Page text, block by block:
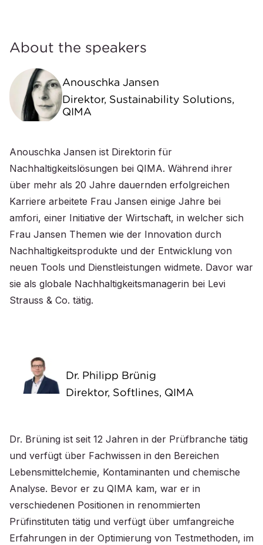
About the speakers
Anouschka Jansen
Direktor, Sustainability Solutions,
QIMA
Anouschka Jansen ist Direktorin für
Nachhaltigkeitslösungen bei QIMA. Während ihrer
über mehr als 20 Jahre dauernden erfolgreichen
Karriere arbeitete Frau Jansen einige Jahre bei
amfori, einer Initiative der Wirtschaft, in welcher sich
Frau Jansen Themen wie der Innovation durch
Nachhaltigkeitsprodukte und der Entwicklung von
neuen Tools und Dienstleistungen widmete. Davor war
sie als globale Nachhaltigkeitsmanagerin bei Levi
Strauss & Co. tätig.
Dr. Philipp Brünig
Direktor, Softlines, QIMA
Dr. Brüning ist seit 12 Jahren in der Prüfbranche tätig
und verfügt über Fachwissen in den Bereichen
Lebensmittelchemie, Kontaminanten und chemische
Analyse. Bevor er zu QIMA kam, war er in
verschiedenen Positionen in renommierten
Prüfinstituten tätig und verfügt über umfangreiche
Erfahrungen in der Optimierung von Testmethoden, im